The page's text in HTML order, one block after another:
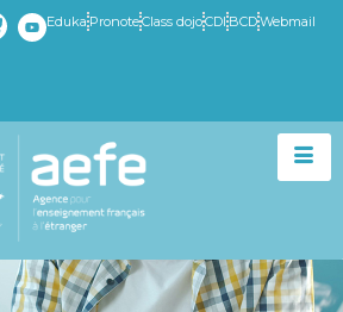
Eduka PronoteClass dojoCDI BCDWebmail